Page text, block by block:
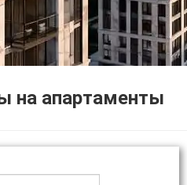
на апартаменты